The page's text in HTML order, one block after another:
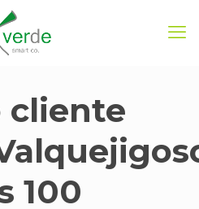
cliente
100